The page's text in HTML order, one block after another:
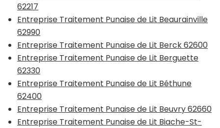
62217
Entreprise Traitement Punaise de Lit Beaurainville
62990
Entreprise Traitement Punaise de Lit Berck 62600
Entreprise Traitement Punaise de Lit Berguette
62330
Entreprise Traitement Punaise de Lit Béthune
62400
Entreprise Traitement Punaise de Lit Beuvry 62660
Entreprise Traitement Punaise de Lit Biache-St-